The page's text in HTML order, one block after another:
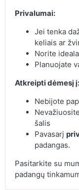
Privalumai:
Jei tenka
keliais ar
Norite
Planuojate
Atkreipti dėmesį į:
Nebijote
šalis
Pavasarį
padangas.
Pasitarkite su
padangų